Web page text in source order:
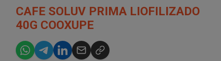
CAFE SOLUV PRIMA LIOFILIZADO
40G COOXUPE